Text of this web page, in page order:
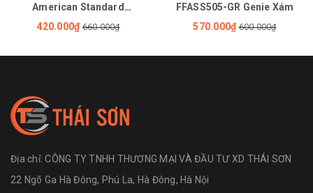
American Standard
FFAS3939E 340mm
420.000₫ 660.000₫
FFASS505-GR Genie Xám
570.000₫ 600.000₫
Địa chỉ:CÔNG TY TNHH THƯƠNG MẠI VÀ ĐẦU TƯ XD THÁI SƠN
22 Ngõ Ga Hà Đông, Phú La, Hà Đông, Hà Nội